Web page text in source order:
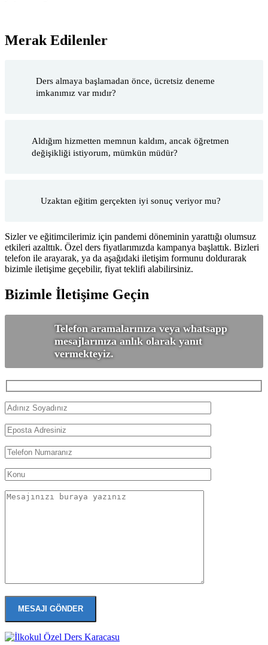
Merak Edilenler
Ders almaya başlamadan önce, ücretsiz deneme
imkanımız var mıdır?
Aldığım hizmetten memnun kaldım, ancak öğretmen
değişikliği istiyorum, mümkün müdür?
Uzaktan eğitim gerçekten iyi sonuç veriyor mu?
Sizler ve eğitimcilerimiz için pandemi döneminin yarattığı olumsuz
etkileri azalttık. Özel ders fiyatlarımızda kampanya başlattık. Bizleri
telefon ile arayarak, ya da aşağıdaki iletişim formunu doldurarak
bizimle iletişime geçebilir, fiyat teklifi alabilirsiniz.
Bizimle İletişime Geçin
Telefon aramalarınıza veya whatsapp
mesajlarınıza anlık olarak yanıt
vermekteyiz.